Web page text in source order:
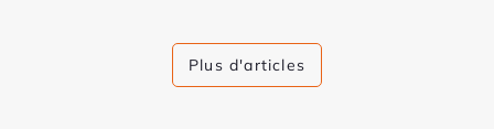
Plus d'articles